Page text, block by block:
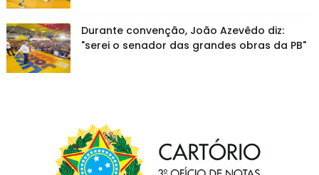
Durante convenção, João Azevêdo diz:
"serei o senador das grandes obras da PB"